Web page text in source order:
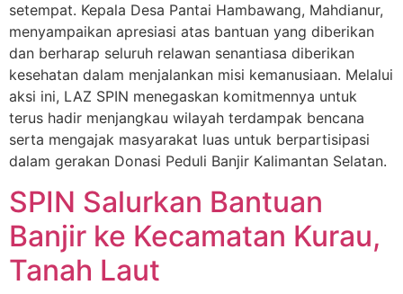
setempat. Kepala Desa Pantai Hambawang, Mahdianur,
menyampaikan apresiasi atas bantuan yang diberikan
dan berharap seluruh relawan senantiasa diberikan
kesehatan dalam menjalankan misi kemanusiaan. Melalui
aksi ini, LAZ SPIN menegaskan komitmennya untuk
terus hadir menjangkau wilayah terdampak bencana
serta mengajak masyarakat luas untuk berpartisipasi
dalam gerakan Donasi Peduli Banjir Kalimantan Selatan.
SPIN Salurkan Bantuan
Banjir ke Kecamatan Kurau,
Tanah Laut